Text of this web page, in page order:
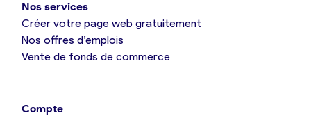
Je référence ma boulangerie (gratuit)
Offres d’emploi
Nos services
Créer votre page web gratuitement
Nos offres d’emplois
Vente de fonds de commerce
Compte